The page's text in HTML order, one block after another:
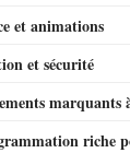
et animations
et sécurité
marquants
riche